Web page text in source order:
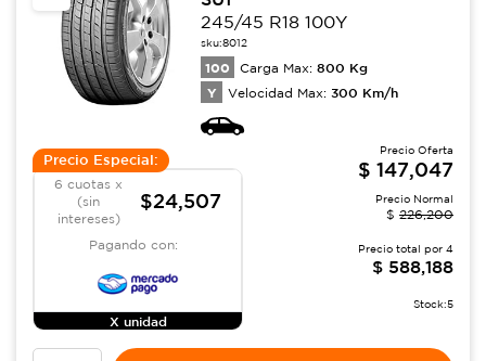
245/45 R18 100Y
sku:8012
100 Carga Max: 800 Kg
Y Velocidad Max: 300 Km/h
Precio Especial:
6 cuotas x
(sin
intereses)
$24,507
Pagando con:
X unidad
Precio Oferta
$ 147,047
Precio Normal
$ 226,200
Precio total por 4
$ 588,188
Stock:5